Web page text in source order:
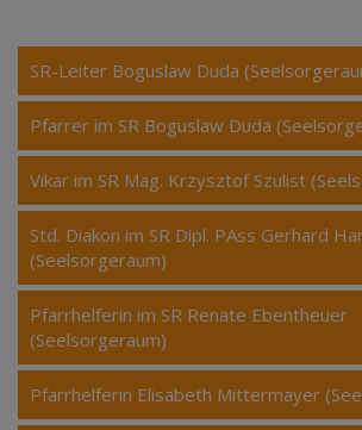
SR-Leiter Boguslaw Duda
Pfarrer im SR Boguslaw Duda
Vikar im SR Mag. Krzysztof Szulist
Std. Diakon im SR Dipl. PAss Gerhard
(Seelsorgeraum)
Pfarrhelferin im SR Renate Ebentheuer
(Seelsorgeraum)
Pfarrhelferin Elisabeth Mittermayer